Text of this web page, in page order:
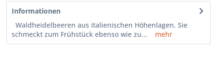
Informationen
Waldheidelbeeren aus italienischen Höhenlagen. Sie
schmeckt zum Frühstück ebenso wie zu...
mehr